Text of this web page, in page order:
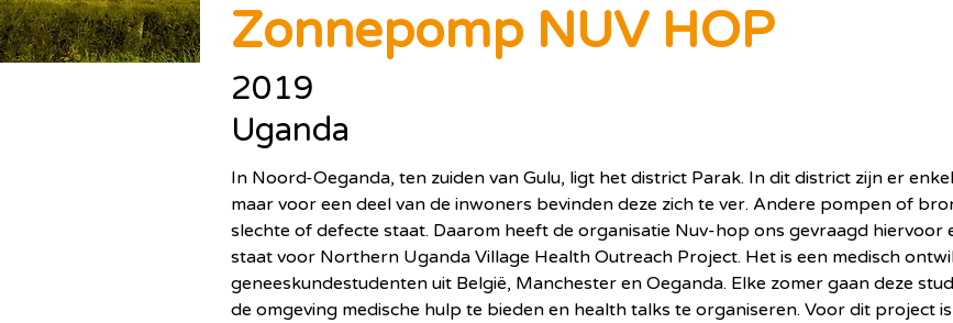
Zonnepomp NUV HOP
2019
Uganda
In Noord-Oeganda, ten zuiden van Gulu, ligt het district Parak. In dit district zijn er
maar voor een deel van de inwoners bevinden deze zich te ver. Andere pompen of
slechte of defecte staat. Daarom heeft de organisatie Nuv-hop ons gevraagd hiervoor
staat voor Northern Uganda Village Health Outreach Project. Het is een medisch
geneeskundestudenten uit België, Manchester en Oeganda. Elke zomer gaan deze
de omgeving medische hulp te bieden en health talks te organiseren. Voor dit project